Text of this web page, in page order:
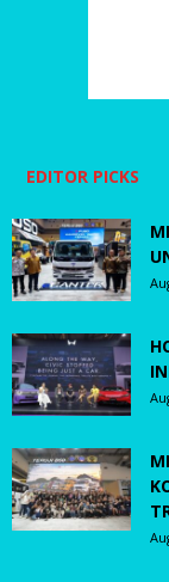
EDITOR PICKS